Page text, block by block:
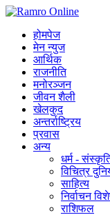
होमपेज
मेन न्युज
आर्थिक
राजनीति
मनोरञ्जन
जीवन शैली
खेलकुद
अन्तर्राष्ट्रिय
प्रवास
अन्य
धर्म -
विचित्र
साहित्य
निर्वाचन
राशिफल